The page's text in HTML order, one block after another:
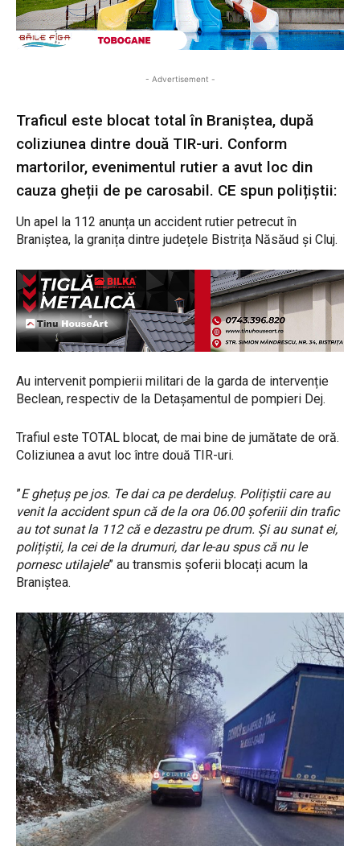
- Advertisement -
Traficul este blocat total în Braniștea, după
coliziunea dintre două TIR-uri. Conform
martorilor, evenimentul rutier a avut loc din
cauza gheții de pe carosabil. CE spun polițiștii:
Un apel la 112 anunța un accident rutier petrecut în
Braniștea, la granița dintre județele Bistrița Năsăud și Cluj.
Au intervenit pompierii militari de la garda de intervenție
Beclean, respectiv de la Detașamentul de pompieri Dej.
Trafiul este TOTAL blocat, de mai bine de jumătate de oră.
Coliziunea a avut loc între două TIR-uri.
”E ghețuș pe jos. Te dai ca pe derdeluș. Polițiștii care au
venit la accident spun că de la ora 06.00 șoferiii din trafic
au tot sunat la 112 că e dezastru pe drum. Și au sunat ei,
polițiștii, la cei de la drumuri, dar le-au spus că nu le
pornesc utilajele” au transmis șoferii blocați acum la
Braniștea.